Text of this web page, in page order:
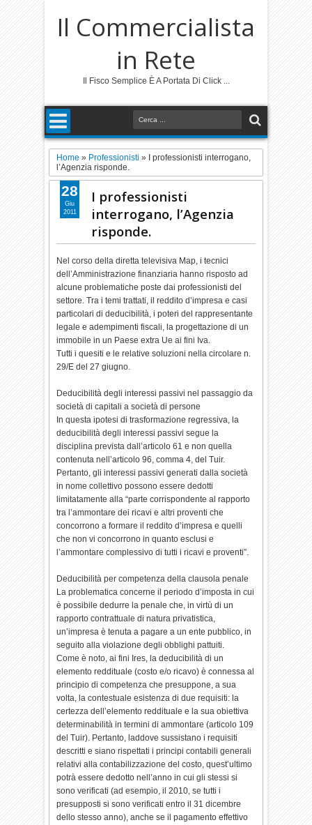
Il Commercialista
in Rete
Il Fisco Semplice È A Portata Di Click ...
Home » Professionisti »
I professionisti interrogano,
l’Agenzia risponde.
I professionisti
interrogano, l’Agenzia
risponde.
Nel corso della diretta televisiva Map, i tecnici
dell’Amministrazione finanziaria hanno risposto ad
alcune problematiche poste dai professionisti del
settore. Tra i temi trattati, il reddito d’impresa e casi
particolari di deducibilità, i poteri del rappresentante
legale e adempimenti fiscali, la progettazione di un
immobile in un Paese extra Ue ai fini Iva.
Tutti i quesiti e le relative soluzioni nella circolare n.
29/E del 27 giugno.
Deducibilità degli interessi passivi nel passaggio da
società di capitali a società di persone
In questa ipotesi di trasformazione regressiva, la
deducibilità degli interessi passivi segue la
disciplina prevista dall’articolo 61 e non quella
contenuta nell’articolo 96, comma 4, del Tuir.
Pertanto, gli interessi passivi generati dalla società
in nome collettivo possono essere dedotti
limitatamente alla “parte corrispondente al rapporto
tra l’ammontare dei ricavi e altri proventi che
concorrono a formare il reddito d’impresa e quelli
che non vi concorrono in quanto esclusi e
l’ammontare complessivo di tutti i ricavi e proventi”.
Deducibilità per competenza della clausola penale
La problematica concerne il periodo d’imposta in cui
è possibile dedurre la penale che, in virtù di un
rapporto contrattuale di natura privatistica,
un’impresa è tenuta a pagare a un ente pubblico, in
seguito alla violazione degli obblighi pattuiti.
Come è noto, ai fini Ires, la deducibilità di un
elemento reddituale (costo e/o ricavo) è connessa al
principio di competenza che presuppone, a sua
volta, la contestuale esistenza di due requisiti: la
certezza dell’elemento reddituale e la sua obiettiva
determinabilità in termini di ammontare (articolo 109
del Tuir). Pertanto, laddove sussistano i requisiti
descritti e siano rispettati i principi contabili generali
relativi alla contabilizzazione del costo, quest’ultimo
potrà essere dedotto nell’anno in cui gli stessi si
sono verificati (ad esempio, il 2010, se tutti i
presupposti si sono verificati entro il 31 dicembre
dello stesso anno), anche se il pagamento effettivo
28
Giu
2011